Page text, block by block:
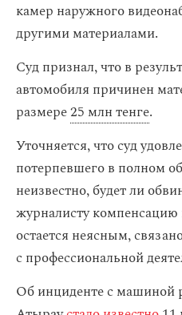
камер наружного
другими материалами.
Суд признал, что в
автомобиля причинен
размере25 млн тенге.
Уточняется, что суд
потерпевшего в полном
неизвестно, будет ли
журналисту
остается неясным,
с профессиональной
Об инциденте с